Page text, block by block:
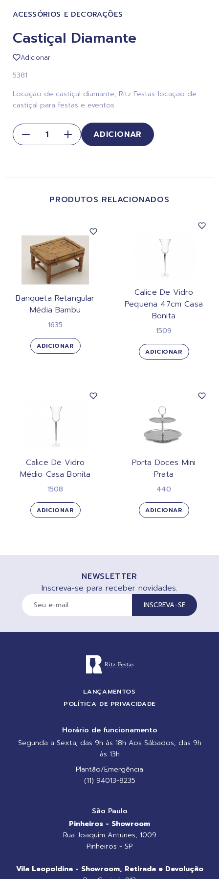
ACESSÓRIOS E DECORAÇÕES
Castiçal Diamante
Adicionar
5381
Locação de castiçal diamante, Ritz Festas-locação de
castiçal para festas e eventos
ADICIONAR
PRODUTOS RELACIONADOS
Banqueta Retangular
Média Bambu
1635
ADICIONAR
Calice De Vidro
Pequena 47cm Casa
Bonita
1509
ADICIONAR
Calice De Vidro
Médio Casa Bonita
1508
ADICIONAR
Porta Doces Mini
Prata
440
ADICIONAR
NEWSLETTER
Inscreva-se para receber novidades.
INSCREVA-SE
LANÇAMENTOS
POLÍTICA DE PRIVACIDADE
Horário de funcionamento
Segunda a Sexta, das 9h às 18h Aos Sábados, das 9h
às 13h
Plantão/Emergência
(11) 94013-8235
São Paulo
Pinheiros - Showroom
Rua Joaquim Antunes, 1009
Pinheiros - SP
Vila Leopoldina - Showroom, Retirada e Devolução